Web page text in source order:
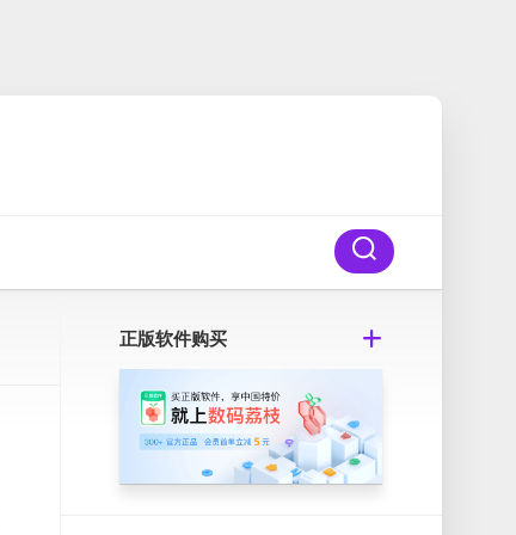
正版软件购买